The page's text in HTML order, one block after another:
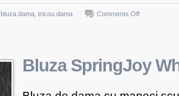
bluza dama tricou dama Comments Offon
Basics
Bluza SpringJoy